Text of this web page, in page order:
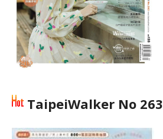
TaipeiWalker No 263